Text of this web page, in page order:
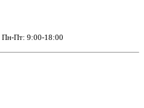
Пн-Пт: 9:00-18:00